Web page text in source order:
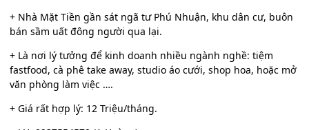
+ Nhà Mặt Tiền gần sát ngã tư Phú Nhuận, khu dân cư, buôn
bán sầm uất đông người qua lại.
+ Là nơi lý tưởng để kinh doanh nhiều ngành nghề: tiệm
fastfood, cà phê take away, studio áo cưới, shop hoa, hoặc mở
văn phòng làm việc ….
+ Giá rất hợp lý: 12 Triệu/tháng.